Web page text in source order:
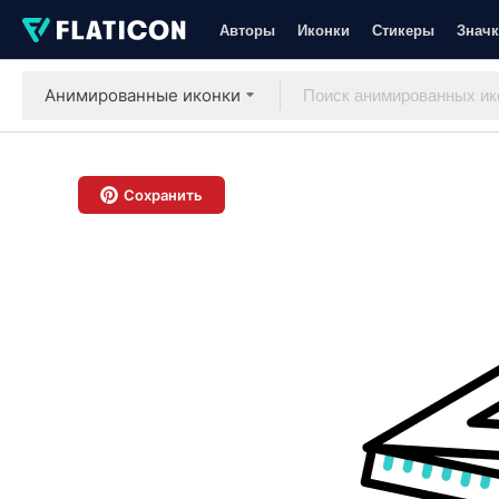
Авторы Иконки Стикеры
Анимированные иконки
Сохранить